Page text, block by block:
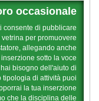
occasionale
consente di pubblicare
per promuovere
allegando anche
sotto la voce
bisogno dell'aiuto di
di attività puoi
la tua inserzione
che la disciplina delle